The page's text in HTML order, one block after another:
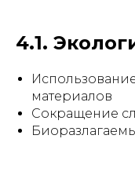
4.1.
материалов
Сокращение